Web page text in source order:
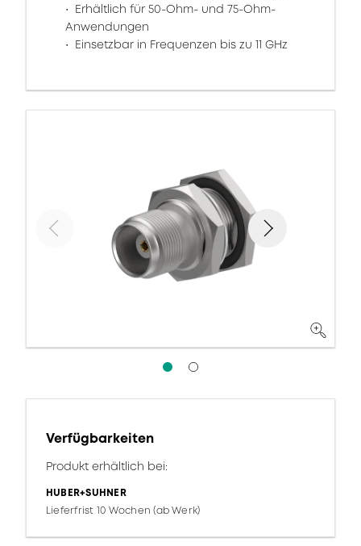
Erhältlich für 50-Ohm- und 75-Ohm-
Anwendungen
Einsetzbar in Frequenzen bis zu 11 GHz
Verfügbarkeiten
Produkt erhältlich bei:
HUBER+SUHNER
Lieferfrist 10 Wochen (ab Werk)